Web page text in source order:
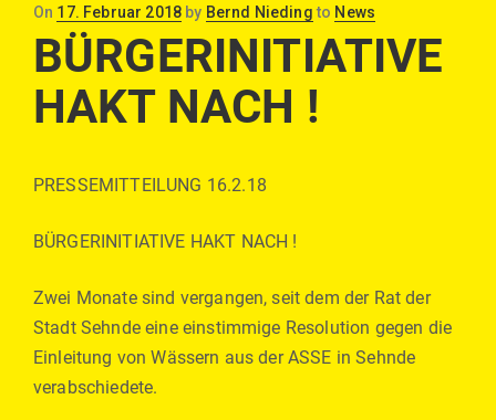
On Posted
on
17. Februar 2018 by Bernd Niedingto News
BÜRGERINITIATIVE
HAKT NACH !
PRESSEMITTEILUNG 16.2.18
BÜRGERINITIATIVE HAKT NACH !
Zwei Monate sind vergangen, seit dem der Rat der
Stadt Sehnde eine einstimmige Resolution gegen die
Einleitung von Wässern aus der ASSE in Sehnde
verabschiedete.